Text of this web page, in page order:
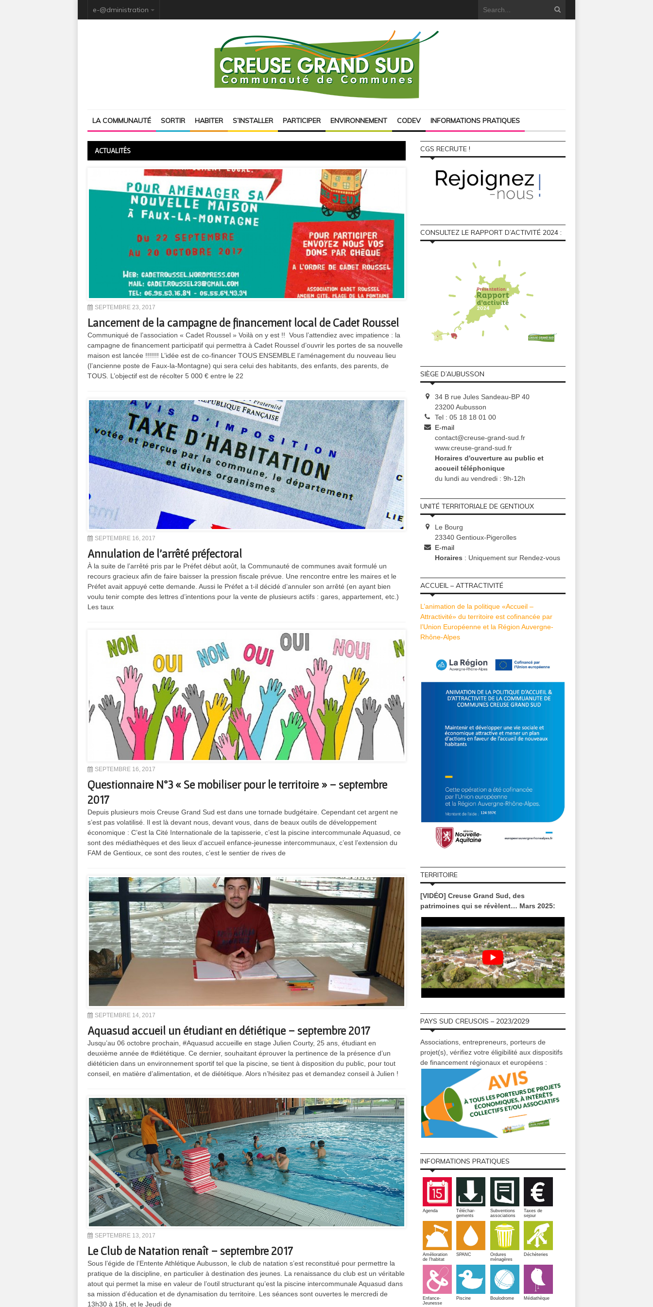
e-@dministration
LA COMMUNAUTÉ SORTIR HABITER S’INSTALLER PARTICIPER ENVIRONNEMENT CODEV INFORMATIONS PRATIQUES
ACTUALITÉS
SEPTEMBRE 23, 2017
Lancement de la campagne de financement local de Cadet Roussel
Communiqué de l’association « Cadet Roussel » Voilà on y est !! Vous l’attendiez avec impatience : la
campagne de financement participatif qui permettra à Cadet Roussel d’ouvrir les portes de sa nouvelle
maison est lancée !!!!!!! L’idée est de co-financer TOUS ENSEMBLE l’aménagement du nouveau lieu
(l’ancienne poste de Faux-la-Montagne) qui sera celui des habitants, des enfants, des parents, de
TOUS. L’objectif est de récolter 5 000 € entre le 22
SEPTEMBRE 16, 2017
Annulation de l’arrêté préfectoral
À la suite de l’arrêté pris par le Préfet début août, la Communauté de communes avait formulé un
recours gracieux afin de faire baisser la pression fiscale prévue. Une rencontre entre les maires et le
Préfet avait appuyé cette demande. Aussi le Préfet a t-il décidé d’annuler son arrêté (en ayant bien
voulu tenir compte des lettres d’intentions pour la vente de plusieurs actifs : gares, appartement, etc.)
Les taux
SEPTEMBRE 16, 2017
Questionnaire N°3 « Se mobiliser pour le territoire » – septembre
2017
Depuis plusieurs mois Creuse Grand Sud est dans une tornade budgétaire. Cependant cet argent ne
s’est pas volatilisé. Il est là devant nous, devant vous, dans de beaux outils de développement
économique : C’est la Cité Internationale de la tapisserie, c’est la piscine intercommunale Aquasud, ce
sont des médiathèques et des lieux d’accueil enfance-jeunesse intercommunaux, c’est l’extension du
FAM de Gentioux, ce sont des routes, c’est le sentier de rives de
SEPTEMBRE 14, 2017
Aquasud accueil un étudiant en détiétique – septembre 2017
Jusqu’au 06 octobre prochain, #Aquasud accueille en stage Julien Courty, 25 ans, étudiant en
deuxième année de #diététique. Ce dernier, souhaitant éprouver la pertinence de la présence d’un
diététicien dans un environnement sportif tel que la piscine, se tient à disposition du public, pour tout
conseil, en matière d’alimentation, et de diététique. Alors n’hésitez pas et demandez conseil à Julien !
SEPTEMBRE 13, 2017
Le Club de Natation renaît – septembre 2017
Sous l’égide de l’Entente Athlétique Aubusson, le club de natation s’est reconstitué pour permettre la
pratique de la discipline, en particulier à destination des jeunes. La renaissance du club est un véritable
atout qui permet la mise en valeur de l’outil structurant qu’est la piscine intercommunale Aquasud dans
sa mission d’éducation et de dynamisation du territoire. Les séances sont ouvertes le mercredi de
13h30 à 15h, et le Jeudi de
CGS RECRUTE !
CONSULTEZ LE RAPPORT D’ACTIVITÉ 2024 :
SIÈGE D’AUBUSSON
34 B rue Jules Sandeau-BP 40
23200 Aubusson
Tel : 05 18 18 01 00
E-mail
contact@creuse-grand-sud.fr
www.creuse-grand-sud.fr
Horaires d'ouverture au public et
accueil téléphonique
du lundi au vendredi : 9h-12h
UNITÉ TERRITORIALE DE GENTIOUX
Le Bourg
23340 Gentioux-Pigerolles
E-mail
Horaires : Uniquement sur Rendez-vous
ACCUEIL – ATTRACTIVITÉ
L’animation de la politique «Accueil –
Attractivité» du territoire est cofinancée par
l’Union Européenne et la Région Auvergne-
Rhône-Alpes
TERRITOIRE
[VIDÉO] Creuse Grand Sud, des
patrimoines qui se révèlent… Mars 2025:
PAYS SUD CREUSOIS – 2023/2029
Associations, entrepreneurs, porteurs de
projet(s), vérifiez votre éligibilité aux dispositifs
de financement régionaux et européens :
INFORMATIONS PRATIQUES
Agenda
Téléchar-
gements
Subventions
associations
Taxes de
sejour
Amélioration
de l'habitat
SPANC
Ordures
ménagères
Déchèteries
Enfance-
Jeunesse
Piscine Boulodrome Médiathèque